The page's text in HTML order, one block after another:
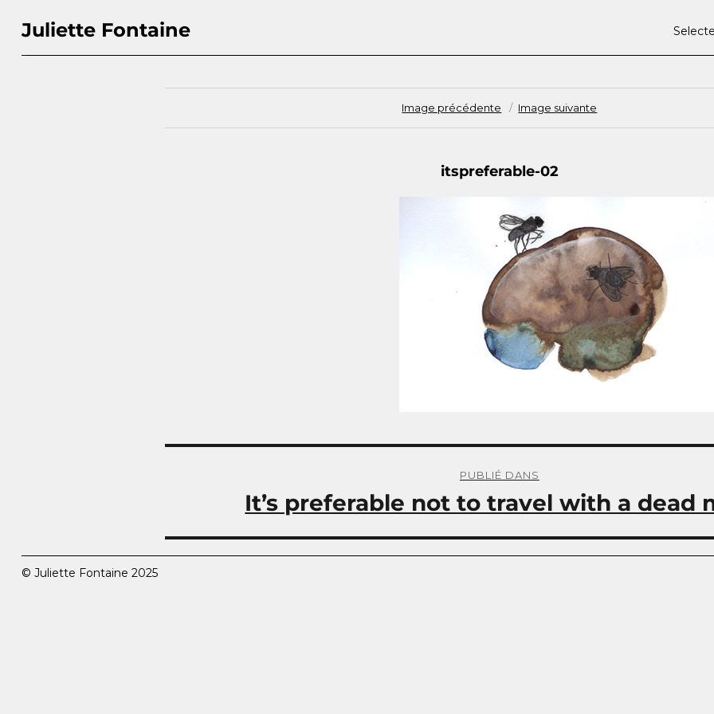
Juliette Fontaine
Image précédente Image suivante
itspreferable-02
PUBLIÉ DANS
It’s preferable not to travel with a dead
© Juliette Fontaine 2025